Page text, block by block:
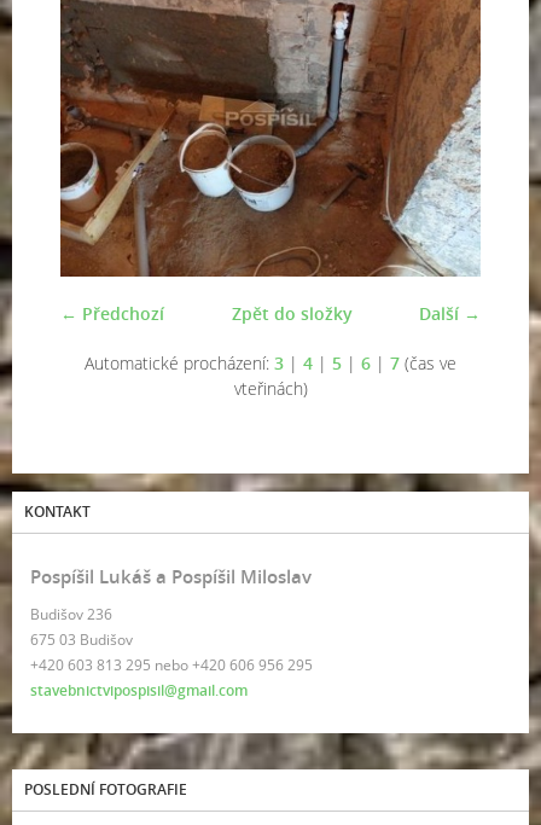
← Předchozí Další →
Zpět do složky
Automatické procházení: 3 | 4 | 5 | 6 | 7 (čas ve
vteřinách)
KONTAKT
Pospíšil Lukáš a Pospíšil Miloslav
Budišov 236
675 03 Budišov
+420 603 813 295 nebo +420 606 956 295
stavebnictvipospisil@gmail.com
POSLEDNÍ FOTOGRAFIE